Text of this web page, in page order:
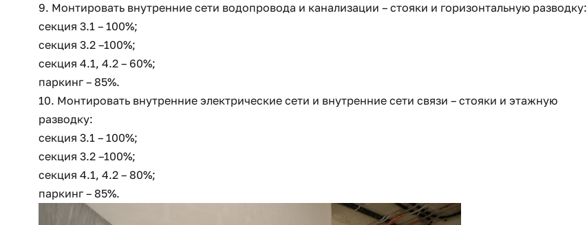
9. Монтировать внутренние сети водопровода и канализации – стояки и горизонтальную разводку:
секция 3.1 – 100%;
секция 3.2 –100%;
секция 4.1, 4.2 – 60%;
паркинг – 85%.
10. Монтировать внутренние электрические сети и внутренние сети связи – стояки и этажную
разводку:
секция 3.1 – 100%;
секция 3.2 –100%;
секция 4.1, 4.2 – 80%;
паркинг – 85%.